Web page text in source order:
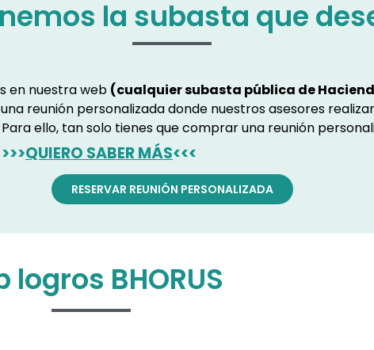
la subasta que
en nuestra web (cualquier subasta pública de
reunión personalizada donde nuestros asesores
ello, tan solo tienes que comprar una reunión
>>>QUIERO SABER MÁS<<<
RESERVAR REUNIÓN PERSONALIZADA
logros BHORUS